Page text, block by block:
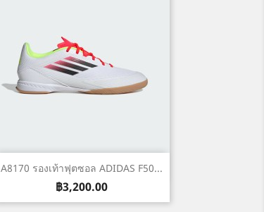
A8170 รองเท้าฟุตซอล ADIDAS F50...
ราคา
฿3,200.00
เปิดหน้าต่างย่อ